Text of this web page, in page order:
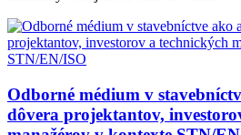
Odborné médium v
dôvera projektantov,